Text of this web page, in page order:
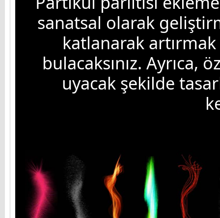
sanatsal olarak
katlanarak artırmak
bulacaksınız. Ayrıca,
uyacak şekilde